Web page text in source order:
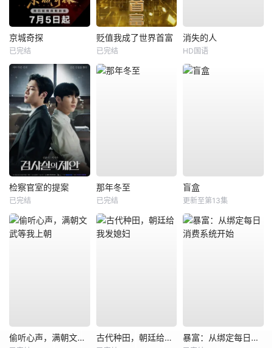
京城奇探
已完结
贬值我成了世界首富
已完结
消失的人
HD国语
检察官室的提案
已完结
那年冬至
已完结
盲盒
更新至第13集
偷听心声，满朝文武等我上朝 古代种田，朝廷给我发媳妇 暴富：从绑定每日消费系统开始